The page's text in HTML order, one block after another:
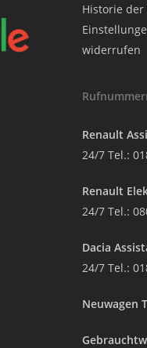
Historie der
widerrufen
Renault
24/7 Tel.:
Renault
24/7 Tel.:
Dacia
24/7 Tel.:
Neuwagen